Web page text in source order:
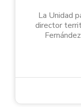
La Unidad
director